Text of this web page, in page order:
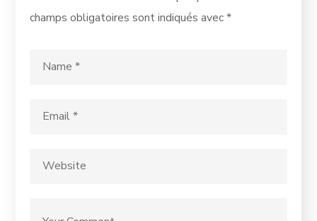
champs obligatoires sont indiqués avec*